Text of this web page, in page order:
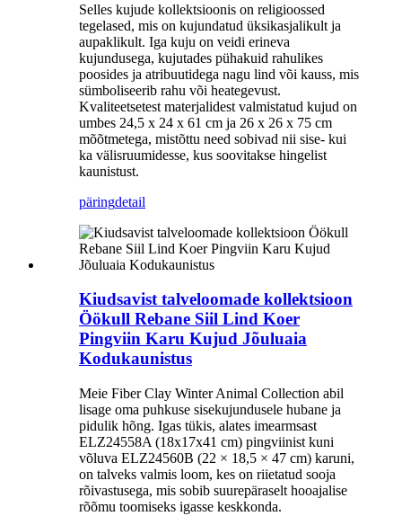
Selles kujude kollektsioonis on religioossed
tegelased, mis on kujundatud üksikasjalikult ja
aupaklikult. Iga kuju on veidi erineva
kujundusega, kujutades pühakuid rahulikes
poosides ja atribuutidega nagu lind või kauss, mis
sümboliseerib rahu või heategevust.
Kvaliteetsetest materjalidest valmistatud kujud on
umbes 24,5 x 24 x 61 cm ja 26 x 26 x 75 cm
mõõtmetega, mistõttu need sobivad nii sise- kui
ka välisruumidesse, kus soovitakse hingelist
kaunistust.
päringdetail
Kiudsavist talveloomade kollektsioon
Öökull Rebane Siil Lind Koer
Pingviin Karu Kujud Jõuluaia
Kodukaunistus
Meie Fiber Clay Winter Animal Collection abil
lisage oma puhkuse sisekujundusele hubane ja
pidulik hõng. Igas tükis, alates imearmsast
ELZ24558A (18x17x41 cm) pingviinist kuni
võluva ELZ24560B (22 × 18,5 × 47 cm) karuni,
on talveks valmis loom, kes on riietatud sooja
rõivastusega, mis sobib suurepäraselt hooajalise
rõõmu toomiseks igasse keskkonda.